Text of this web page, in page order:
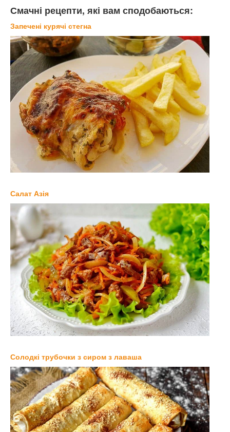
Смачні рецепти, які вам сподобаються:
Запечені курячі стегна
Салат Азія
Солодкі трубочки з сиром з лаваша